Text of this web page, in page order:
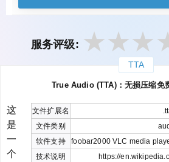
服务评级:
TTA
True Audio (TTA)：无损压缩免
文件扩展名
文件类别
软件支持
foobar2000 VLC media
技术说明
https://
这
是
一
个